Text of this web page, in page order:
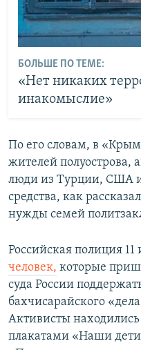
БОЛЬШЕ ПО ТЕМЕ:
«Нет никаких
инакомыслие»
По его словам, в
жителей полуострова,
люди из Турции, США
средства, как
нужды семей
Российская полиция
человек, которые
суда России
бахчисарайского
Активисты
плакатами «Наши